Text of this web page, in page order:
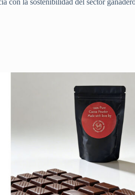
con la sostenibilidad del sector